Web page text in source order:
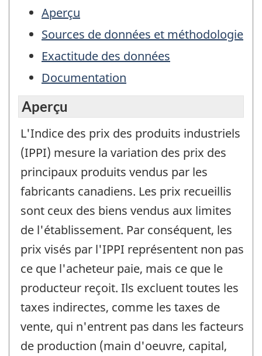
Aperçu
Sources de données et méthodologie
Exactitude des données
Documentation
Aperçu
L'Indice des prix des produits industriels
(IPPI) mesure la variation des prix des
principaux produits vendus par les
fabricants canadiens. Les prix recueillis
sont ceux des biens vendus aux limites
de l'établissement. Par conséquent, les
prix visés par l'IPPI représentent non pas
ce que l'acheteur paie, mais ce que le
producteur reçoit. Ils excluent toutes les
taxes indirectes, comme les taxes de
vente, qui n'entrent pas dans les facteurs
de production (main d'oeuvre, capital,